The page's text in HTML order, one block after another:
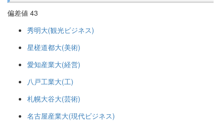
偏差値 43
秀明大(観光ビジネス)
星槎道都大(美術)
愛知産業大(経営)
八戸工業大(工)
札幌大谷大(芸術)
名古屋産業大(現代ビジネス)